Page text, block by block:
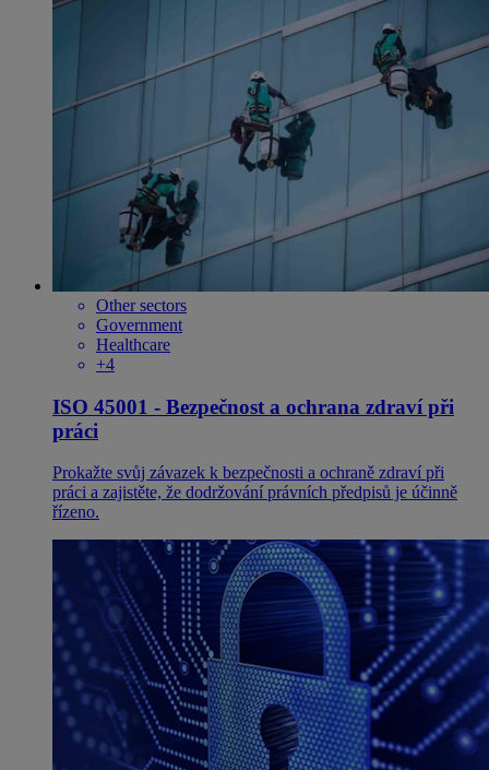
Other sectors
Government
Healthcare
+4
ISO 45001 - Bezpečnost a ochrana zdraví při
práci
Prokažte svůj závazek k bezpečnosti a ochraně zdraví při
práci a zajistěte, že dodržování právních předpisů je účinně
řízeno.